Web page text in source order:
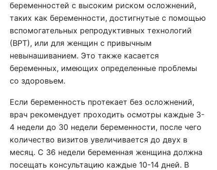
беременностей с высоким риском осложнений,
таких как беременности, достигнутые с помощью
вспомогательных репродуктивных технологий
(ВРТ), или для женщин с привычным
невынашиванием. Это также касается
беременных, имеющих определенные проблемы
со здоровьем.
Если беременность протекает без осложнений,
врач рекомендует проходить осмотры каждые 3-
4 недели до 30 недели беременности, после чего
количество визитов увеличивается до двух в
месяц. С 36 недели беременная женщина должна
посещать консультацию каждые 10-14 дней. В